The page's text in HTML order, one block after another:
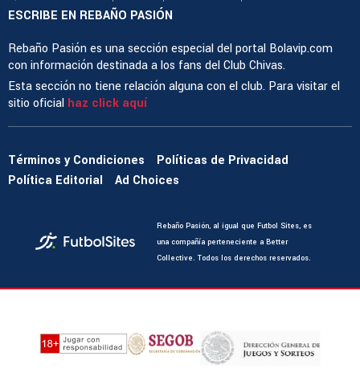
ESCRIBE EN REBAÑO PASIÓN
Rebaño Pasión es una sección especial del portal Bolavip.com
con información destinada a los fans del Club Chivas.
Esta sección no tiene relación alguna con el club. Para visitar el
sitio oficial haz click aquí
Términos y Condiciones
Políticas de Privacidad
Política Editorial
Ad Choices
Rebaño Pasión, al igual que Futbol Sites, es
una compañía perteneciente a Better
Collective. Todos los derechos reservados.